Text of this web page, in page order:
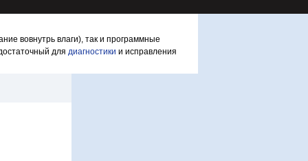
вовнутрь влаги), так и программные
для диагностики и исправления